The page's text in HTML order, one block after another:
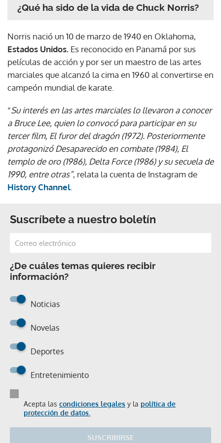
¿Qué ha sido de la vida de Chuck Norris?
Norris nació un 10 de marzo de 1940 en Oklahoma,
Estados Unidos. Es reconocido en Panamá por sus
películas de acción y por ser un maestro de las artes
marciales que alcanzó la cima en 1960 al convertirse en
campeón mundial de karate.
“Su interés en las artes marciales lo llevaron a conocer
a Bruce Lee, quien lo convocó para participar en su
tercer film, El furor del dragón (1972). Posteriormente
protagonizó Desaparecido en combate (1984), El
templo de oro (1986), Delta Force (1986) y su secuela de
1990, entre otras”, relata la cuenta de Instagram de
History Channel.
Suscríbete a nuestro boletín
¿De cuáles temas quieres recibir
información?
Noticias
Novelas
Deportes
Entretenimiento
Acepta las condiciones legales y la política de
protección de datos.
SUSCRIBIRSE